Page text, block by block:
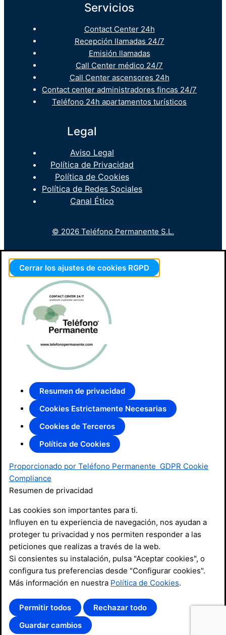
Servicios
Contact Center 24h
Recepción llamadas 24/7
Emisión llamadas
Call Center médico 24/7
Call Center ascensores 24h
Contact center administradores fincas 24/7
Teléfono 24h apartamentos turísticos
Legal
Aviso Legal
Política de Privacidad
Política de Cookies
Política de Redes Sociales
Canal Ético
© 2026 Teléfono Permanente S.L.
Cerrar los ajustes de cookies RGPD
Resumen de privacidad
Cookies Estrictamente Necesarias
Cookies de Terceros
Política de Cookies
Proporcionado por Teléfono Permanente GDPR Cookie
Compliance
Resumen de privacidad
Las cookies son importantes para ti.
Influyen en tu experiencia de navegación, nos ayudan a
proteger tu privacidad y nos permiten responder a las
peticiones que realizas a través de la web.
Si consientes su instalación, pulsa "Aceptar cookies", o
configura tus preferencias desde "Configurar cookies".
Más información en nuestra Política de Cookies.
Permitir todos
Rechazar todo
Guardar cambios